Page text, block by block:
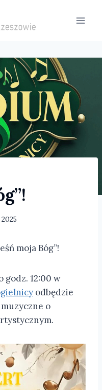
moja Bóg”!
godz. 12:00 w
odbędzie
o